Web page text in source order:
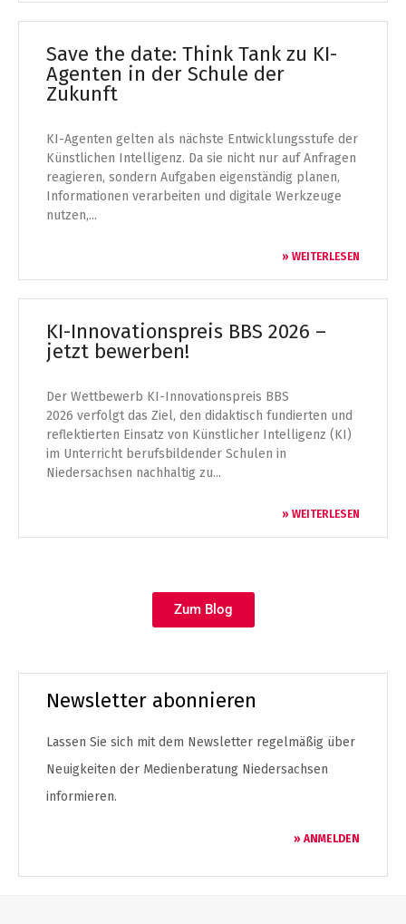
Save the date: Think Tank zu KI-
Agenten in der Schule der
Zukunft
KI-Agenten gelten als nächste Entwicklungsstufe der
Künstlichen Intelligenz. Da sie nicht nur auf Anfragen
reagieren, sondern Aufgaben eigenständig planen,
Informationen verarbeiten und digitale Werkzeuge
nutzen,...
» WEITERLESEN
KI-Innovationspreis BBS 2026 –
jetzt bewerben!
Der Wettbewerb KI-Innovationspreis BBS
2026 verfolgt das Ziel, den didaktisch fundierten und
reflektierten Einsatz von Künstlicher Intelligenz (KI)
im Unterricht berufsbildender Schulen in
Niedersachsen nachhaltig zu...
» WEITERLESEN
Zum Blog
Newsletter abonnieren
Lassen Sie sich mit dem Newsletter regelmäßig über
Neuigkeiten der Medienberatung Niedersachsen
informieren.
» ANMELDEN